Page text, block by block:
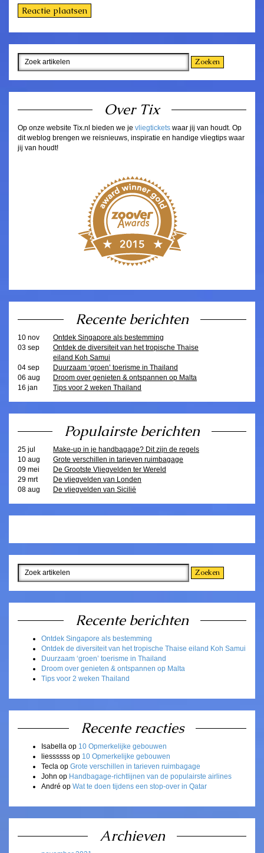
Over Tix
Op onze website Tix.nl bieden we je vliegtickets waar jij van houdt. Op
dit weblog brengen we reisnieuws, inspiratie en handige vliegtips waar
jij van houdt!
Recente berichten
10 nov
Ontdek Singapore als bestemming
03 sep
Ontdek de diversiteit van het tropische Thaise
eiland Koh Samui
04 sep
Duurzaam ‘groen’ toerisme in Thailand
06 aug
Droom over genieten & ontspannen op Malta
16 jan
Tips voor 2 weken Thailand
Populairste berichten
25 jul
Make-up in je handbagage? Dit zijn de regels
10 aug
Grote verschillen in tarieven ruimbagage
09 mei
De Grootste Vliegvelden ter Wereld
29 mrt
De vliegvelden van Londen
08 aug
De vliegvelden van Sicilië
Recente berichten
Ontdek Singapore als bestemming
Ontdek de diversiteit van het tropische Thaise eiland Koh Samui
Duurzaam ‘groen’ toerisme in Thailand
Droom over genieten & ontspannen op Malta
Tips voor 2 weken Thailand
Recente reacties
Isabella op 10 Opmerkelijke gebouwen
liessssss op 10 Opmerkelijke gebouwen
Tecla op Grote verschillen in tarieven ruimbagage
John op Handbagage-richtlijnen van de populairste airlines
André op Wat te doen tijdens een stop-over in Qatar
Archieven